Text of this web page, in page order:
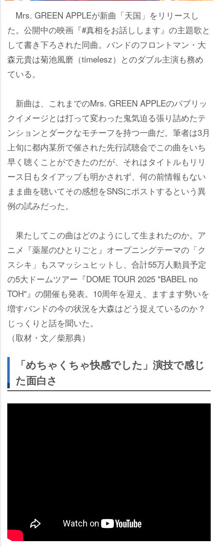
Mrs. GREEN APPLEが新曲「天国」をリリースし
た。公開中の映画『#真相をお話しします』の主題歌と
して書き下ろされた同曲。バンドのフロントマン・大
森元貴は菊池風磨（timelesz）とのダブル主演も務め
ている。
新曲は、これまでのMrs. GREEN APPLEのパブリッ
クイメージとは打って変わった鬼気迫る張り詰めたテ
ンションとダークなモチーフを持つ一曲だ。筆者は3月
上旬に都内某所で催された先行試聴会でこの曲をいち
早く聴くことができたのだが、それはタイトルもリリ
ース日もタイアップも明かされず、何の前情報もない
まま曲を聴いてその感想をSNSにポストするという異
例の試みだった。
果たしてこの曲はどのようにして生まれたのか。ア
ニメ『薬屋のひとりごと』オープニングテーマの「ク
スシキ」もスマッシュヒットし、合計55万人動員予定
の5大ドームツアー『DOME TOUR 2025 "BABEL no
TOH"』の開催も発表。10周年を迎え、ますます勢いを
増すバンドの今の状況を大森はどう捉えているのか？
じっくりと話を聞いた。
（取材・文／柴那典）
「めちゃくちゃ快感でした」演技で感じ
た面白さ